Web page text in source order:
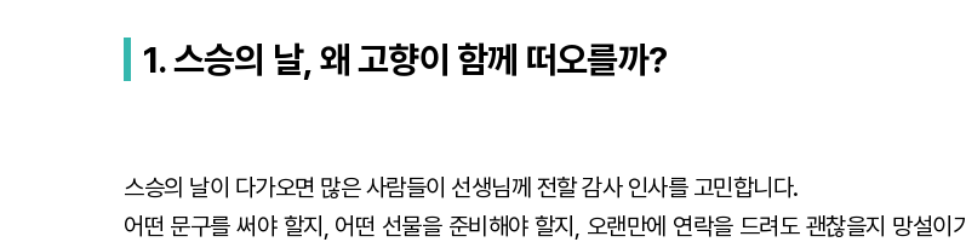
1. 스승의 날, 왜 고향이 함께 떠오를까?
스승의 날이 다가오면 많은 사람들이 선생님께 전할 감사 인사를 고민합니다.
어떤 문구를 써야 할지, 어떤 선물을 준비해야 할지, 오랜만에 연락을 드려도 괜찮을지 망설이기